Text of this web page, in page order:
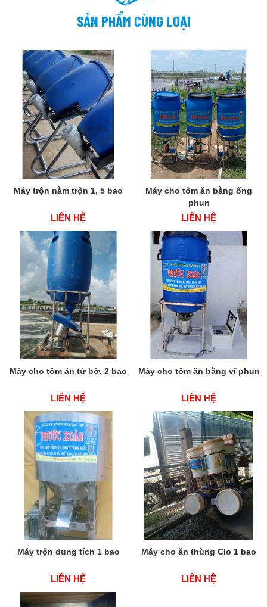
SẢN PHẨM CÙNG LOẠI
Máy trộn nằm trộn 1, 5 bao
LIÊN HỆ
Máy cho tôm ăn bằng ống
phun
LIÊN HỆ
Máy cho tôm ăn từ bờ, 2 bao
LIÊN HỆ
Máy cho tôm ăn bằng vĩ phun
LIÊN HỆ
Máy trộn dung tích 1 bao
LIÊN HỆ
Máy cho ăn thùng Clo 1 bao
LIÊN HỆ